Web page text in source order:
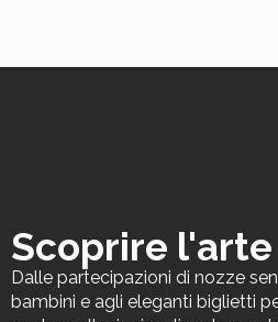
Scoprire
Dalle partecipazioni di nozze
bambini e agli eleganti biglietti